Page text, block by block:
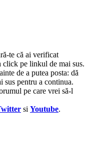
te că ai verificat
click pe linkul de mai sus.
de a putea posta: dă
sus pentru a continua.
pe care vrei să-l
si Youtube.